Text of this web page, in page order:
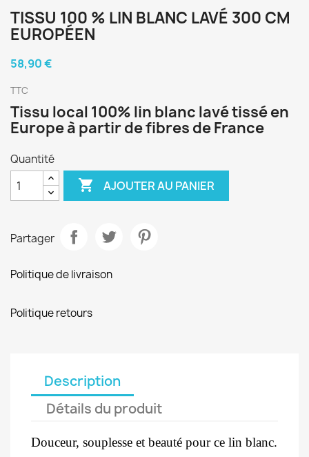
TISSU 100 % LIN BLANC LAVÉ 300 CM
EUROPÉEN
58,90 €
TTC
Tissu local 100% lin blanc lavé tissé en
Europe à partir de fibres de France
Quantité
 AJOUTER AU PANIER
Partager
Politique de livraison
Politique retours
Description
Détails du produit
Douceur, souplesse et beauté pour ce lin blanc.